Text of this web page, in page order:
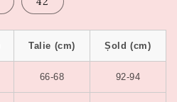
Talie (cm) Șold (cm)
66-68 92-94